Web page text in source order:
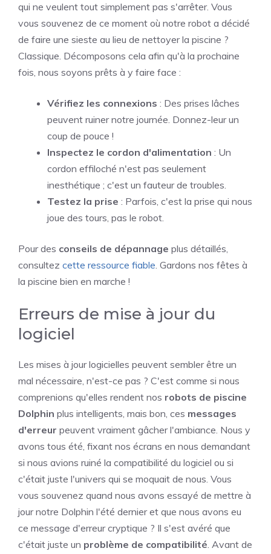
qui ne veulent tout simplement pas s'arrêter. Vous
vous souvenez de ce moment où notre robot a décidé
de faire une sieste au lieu de nettoyer la piscine ?
Classique. Décomposons cela afin qu'à la prochaine
fois, nous soyons prêts à y faire face :
Vérifiez les connexions : Des prises lâches
peuvent ruiner notre journée. Donnez-leur un
coup de pouce !
Inspectez le cordon d'alimentation : Un
cordon effiloché n'est pas seulement
inesthétique ; c'est un fauteur de troubles.
Testez la prise : Parfois, c'est la prise qui nous
joue des tours, pas le robot.
Pour des conseils de dépannage plus détaillés,
consultez cette ressource fiable. Gardons nos fêtes à
la piscine bien en marche !
Erreurs de mise à jour du
logiciel
Les mises à jour logicielles peuvent sembler être un
mal nécessaire, n'est-ce pas ? C'est comme si nous
comprenions qu'elles rendent nos robots de piscine
Dolphin plus intelligents, mais bon, ces messages
d'erreur peuvent vraiment gâcher l'ambiance. Nous y
avons tous été, fixant nos écrans en nous demandant
si nous avions ruiné la compatibilité du logiciel ou si
c'était juste l'univers qui se moquait de nous. Vous
vous souvenez quand nous avons essayé de mettre à
jour notre Dolphin l'été dernier et que nous avons eu
ce message d'erreur cryptique ? Il s'est avéré que
c'était juste un problème de compatibilité. Avant de